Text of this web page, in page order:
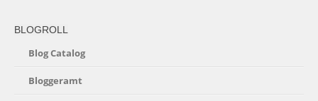
BLOGROLL
Blog Catalog
Bloggeramt